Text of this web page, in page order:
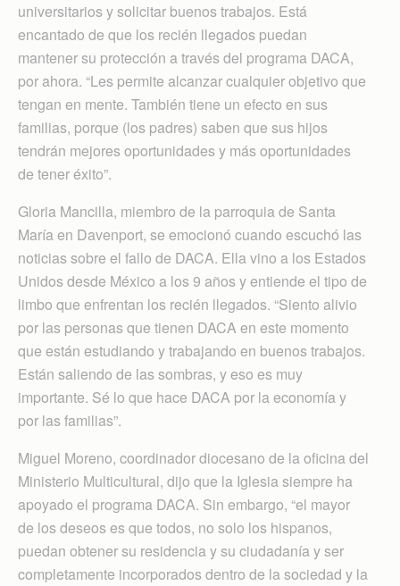
universitarios y solicitar buenos trabajos. Está
encantado de que los recién llegados puedan
mantener su protección a través del programa DACA,
por ahora. “Les permite alcanzar cualquier objetivo que
tengan en mente. También tiene un efecto en sus
familias, porque (los padres) saben que sus hijos
tendrán mejores oportunidades y más oportunidades
de tener éxito”.
Gloria Mancilla, miembro de la parroquia de Santa
María en Davenport, se emocionó cuando escuchó las
noticias sobre el fallo de DACA. Ella vino a los Estados
Unidos desde México a los 9 años y entiende el tipo de
limbo que enfrentan los recién llegados. “Siento alivio
por las personas que tienen DACA en este momento
que están estudiando y trabajando en buenos trabajos.
Están saliendo de las sombras, y eso es muy
importante. Sé lo que hace DACA por la economía y
por las familias”.
Miguel Moreno, coordinador diocesano de la oficina del
Ministerio Multicultural, dijo que la Iglesia siempre ha
apoyado el programa DACA. Sin embargo, “el mayor
de los deseos es que todos, no solo los hispanos,
puedan obtener su residencia y su ciudadanía y ser
completamente incorporados dentro de la sociedad y la